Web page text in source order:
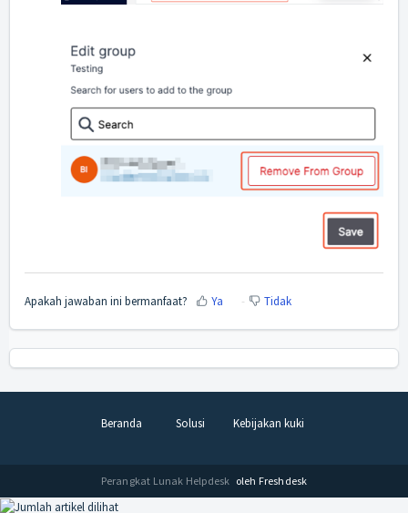
Apakah jawaban ini bermanfaat? Ya Tidak
Beranda Solusi Kebijakan kuki
Perangkat Lunak Helpdesk oleh Freshdesk